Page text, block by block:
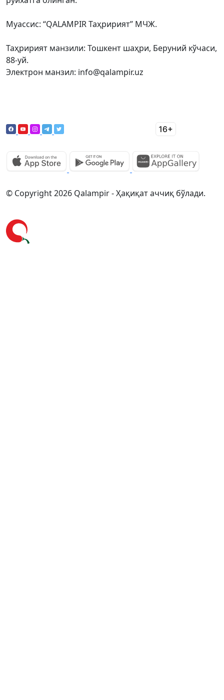
Муассис: “QALAMPIR Таҳририят” МЧЖ.
Таҳририят манзили: Тошкент шаҳри, Беруний кўчаси,
88-уй.
Электрон манзил: info@qalampir.uz
© Copyright 2026 Qalampir - Ҳақиқат аччиқ бўлади.